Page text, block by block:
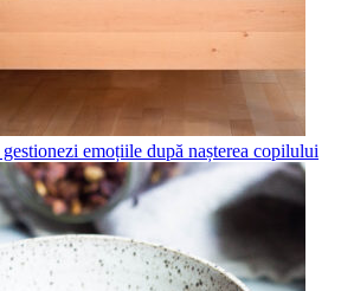
emoțiile după nașterea copilului